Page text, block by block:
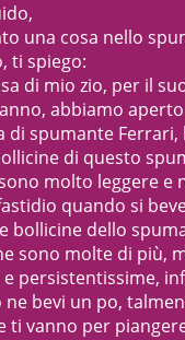
una cosa nello
ti spiego:
di mio zio, per il
abbiamo
di spumante
di questo
molto leggere e
quando si
bollicine dello
sono molte di più,
e persistentissime,
ne bevi un po,
ti vanno per